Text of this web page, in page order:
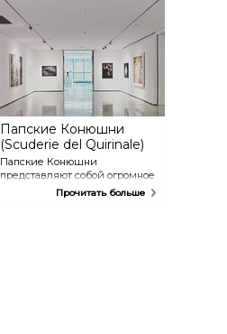
Папские Конюшни
(Scuderie del Quirinale)
Папские Конюшни
представляют собой огромное
выставочное пространство,
Прочитать больше